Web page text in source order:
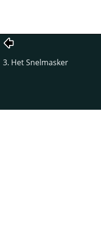
3. Het Snelmasker